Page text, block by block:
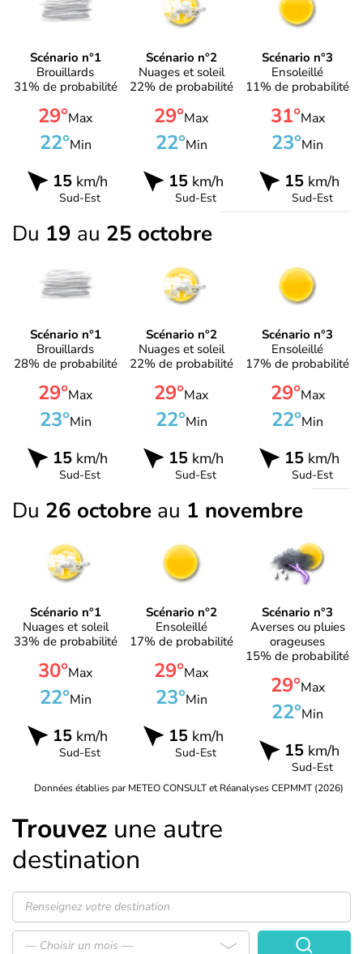
Scénario n°1
Brouillards
31% de probabilité
29°Max
22°Min
15km/h
Sud-Est
Scénario n°2
Nuages et soleil
22% de probabilité
29°Max
22°Min
15km/h
Sud-Est
Scénario n°3
Ensoleillé
11% de probabilité
31°Max
23°Min
15 km/h
Sud-Est
Du 19 au 25 octobre
Scénario n°1
Brouillards
28% de probabilité
29°Max
23°Min
15km/h
Sud-Est
Scénario n°2
Nuages et soleil
22% de probabilité
29°Max
22°Min
15km/h
Sud-Est
Scénario n°3
Ensoleillé
17% de probabilité
29°Max
22°Min
15 km/h
Sud-Est
Du 26 octobre au 1 novembre
Scénario n°1
Nuages et soleil
33% de probabilité
30°Max
22°Min
15km/h
Sud-Est
Scénario n°2
Ensoleillé
17% de probabilité
29°Max
23°Min
15km/h
Sud-Est
Scénario n°3
Averses ou pluies
orageuses
15% de probabilité
29°Max
22°Min
15 km/h
Sud-Est
Données établies par METEO CONSULT et Réanalyses CEPMMT (2026)
Trouvez une autre
destination
— Choisir un mois —